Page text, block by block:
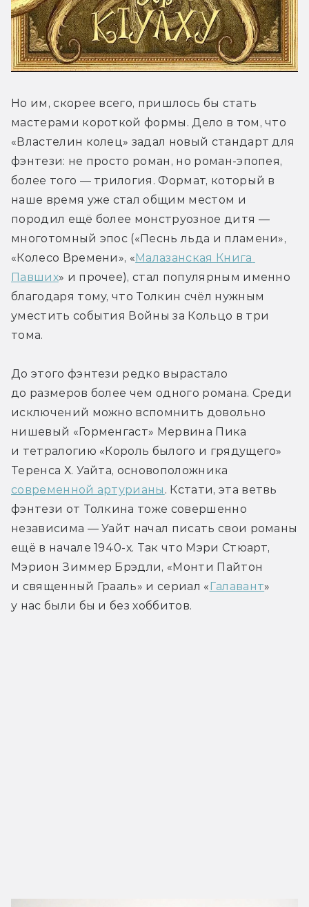
Но им, скорее всего, пришлось бы стать
мастерами короткой формы. Дело в том, что
«Властелин колец» задал новый стандарт для
фэнтези: не просто роман, но роман-эпопея,
более того — трилогия. Формат, который в
наше время уже стал общим местом и
породил ещё более монструозное дитя —
многотомный эпос («Песнь льда и пламени»,
«Колесо Времени», «Малазанская Книга
Павших» и прочее), стал популярным именно
благодаря тому, что Толкин счёл нужным
уместить события Войны за Кольцо в три
тома.
До этого фэнтези редко вырастало
до размеров более чем одного романа. Среди
исключений можно вспомнить довольно
нишевый «Горменгаст» Мервина Пика
и тетралогию «Король былого и грядущего»
современной артурианы . Кстати, эта ветвь
фэнтези от Толкина тоже совершенно
независима — Уайт начал писать свои романы
ещё в начале 1940-х. Так что Мэри Стюарт,
Мэрион Зиммер Брэдли, «Монти Пайтон
и священный Грааль» и сериал «Галавант»
у нас были бы и без хоббитов.